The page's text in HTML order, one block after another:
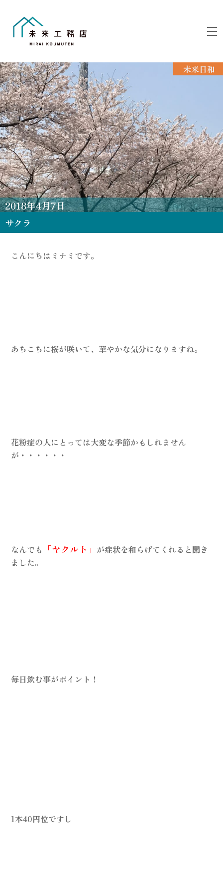
未来日和
2018年4月7日
サクラ
こんにちはミナミです。
あちこちに桜が咲いて、華やかな気分になりますね。
花粉症の人にとっては大変な季節かもしれません
が・・・・・・
なんでも 「ヤクルト」 が症状を和らげてくれると聞き
ました。
毎日飲む事がポイント！
1本40円位ですし